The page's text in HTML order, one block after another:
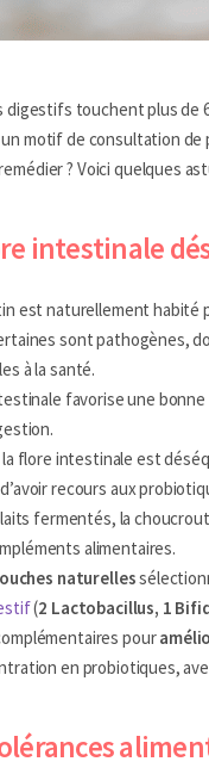
digestifs touchent plus de
un motif de consultation
? Voici quelques
intestinale
est naturellement habité
sont pathogènes,
à la santé.
favorise une
la flore intestinale est
recours aux
fermentés, la
alimentaires.
naturelles
(2 Lactobacillus, 1
pour
en probiotiques,